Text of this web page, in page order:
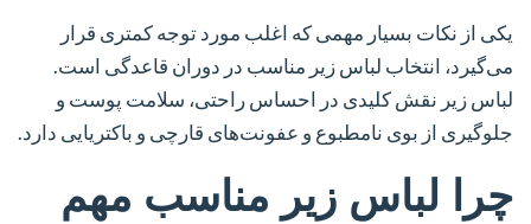
یکی از نکات بسیار مهمی که اغلب مورد توجه کمتری قرار
می‌گیرد، انتخاب لباس زیر مناسب در دوران قاعدگی است.
لباس زیر نقش کلیدی در احساس راحتی، سلامت پوست و
جلوگیری از بوی نامطبوع و عفونت‌های قارچی و باکتریایی دارد.
چرا لباس زیر مناسب مهم